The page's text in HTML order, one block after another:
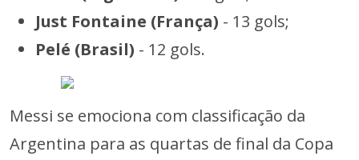
Just Fontaine (França) - 13 gols;
Pelé (Brasil) - 12 gols.
Messi se emociona com classificação da
Argentina para as quartas de final da Copa